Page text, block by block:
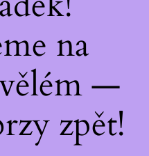
na
—
zpět!